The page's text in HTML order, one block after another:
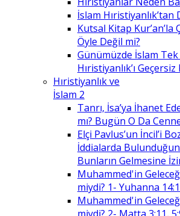
İslam Hıristiyanlık’tan
Kutsal Kitap
Öyle Değil mi?
Günümüzde İslam
Hıristiyanlık’ı Geçersiz
Hıristiyanlık ve
İslam 2
Tanrı, İsa’ya İhanet
mı? Bugün O Da
Elçi Pavlus’un İncil’i
İddialarda
Bunların Gelmesine
Muhammed'in
miydi? 1- Yuhanna
Muhammed'in